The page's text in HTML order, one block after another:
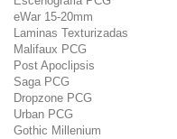
eWar 15-20mm
Laminas Texturizadas
Malifaux PCG
Post Apoclipsis
Saga PCG
Dropzone PCG
Urban PCG
Gothic Millenium